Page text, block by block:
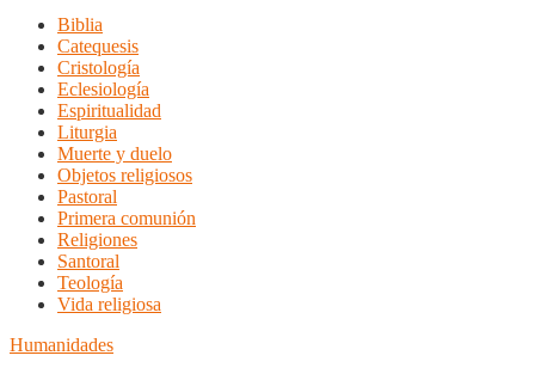
Biblia
Catequesis
Cristología
Eclesiología
Espiritualidad
Liturgia
Muerte y duelo
Objetos religiosos
Pastoral
Primera comunión
Religiones
Santoral
Teología
Vida religiosa
Humanidades